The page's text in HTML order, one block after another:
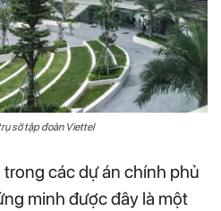
sở tập đoàn Viettel
trong các dự án chính phủ
minh được đây là một